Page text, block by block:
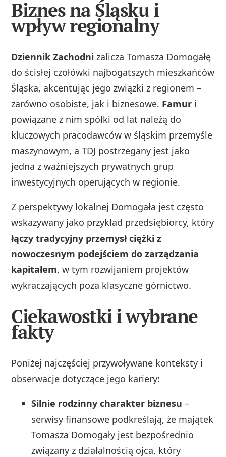
Biznes na Śląsku i
wpływ regionalny
Dziennik Zachodni zalicza Tomasza Domogałę
do ścisłej czołówki najbogatszych mieszkańców
Śląska, akcentując jego związki z regionem –
zarówno osobiste, jak i biznesowe. Famur i
powiązane z nim spółki od lat należą do
kluczowych pracodawców w śląskim przemyśle
maszynowym, a TDJ postrzegany jest jako
jedna z ważniejszych prywatnych grup
inwestycyjnych operujących w regionie.
Z perspektywy lokalnej Domogała jest często
wskazywany jako przykład przedsiębiorcy, który
łączy tradycyjny przemysł ciężki z
nowoczesnym podejściem do zarządzania
kapitałem, w tym rozwijaniem projektów
wykraczających poza klasyczne górnictwo.
Ciekawostki i wybrane
fakty
Poniżej najczęściej przywoływane konteksty i
obserwacje dotyczące jego kariery:
Silnie rodzinny charakter biznesu –
serwisy finansowe podkreślają, że majątek
Tomasza Domogały jest bezpośrednio
związany z działalnością ojca, który